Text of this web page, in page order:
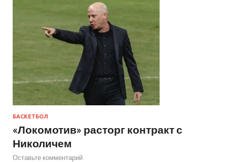
БАСКЕТБОЛ
«Локомотив» расторг контракт с
Николичем
Оставьте комментарий